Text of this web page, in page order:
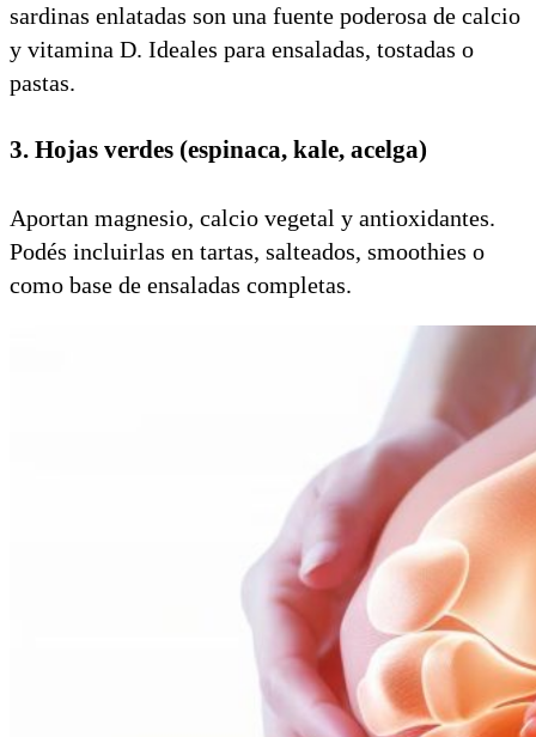
sardinas enlatadas son una fuente poderosa de calcio
y vitamina D. Ideales para ensaladas, tostadas o
pastas.
3. Hojas verdes (espinaca, kale, acelga)
Aportan magnesio, calcio vegetal y antioxidantes.
Podés incluirlas en tartas, salteados, smoothies o
como base de ensaladas completas.